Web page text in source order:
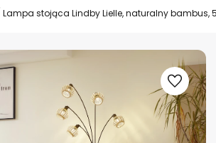
Lampa stojąca Lindby Lielle, naturalny bambus,